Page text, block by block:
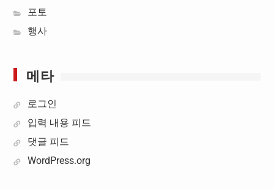
포토
행사
메타
로그인
입력 내용 피드
댓글 피드
WordPress.org